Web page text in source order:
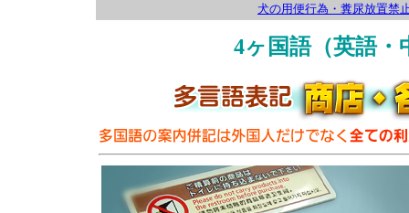
犬の用便行為・糞尿放置禁
4ヶ国語（英語・